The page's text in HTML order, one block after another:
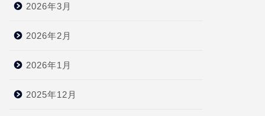
2026年3月
2026年2月
2026年1月
2025年12月